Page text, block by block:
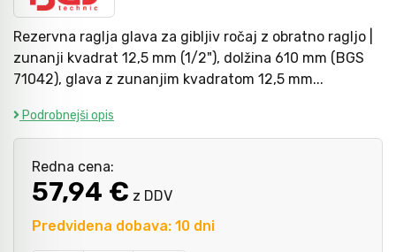
Rezervna raglja glava za gibljiv ročaj z obratno ragljo |
zunanji kvadrat 12,5 mm (1/2"), dolžina 610 mm (BGS
71042), glava z zunanjim kvadratom 12,5 mm...
Podrobnejši opis
Predvidena dobava: 10 dni
Redna cena:
57,94 € z DDV
Kladiva
Točkala, dleta, luknjači in pile
Vzvodi in primeži
Mazanje